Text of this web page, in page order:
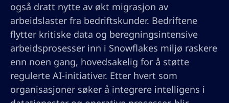
også dratt nytte av økt migrasjon av
arbeidslaster fra bedriftskunder. Bedriftene
flytter kritiske data og beregningsintensive
arbeidsprosesser inn i Snowflakes miljø raskere
enn noen gang, hovedsakelig for å støtte
regulerte AI-initiativer. Etter hvert som
organisasjoner søker å integrere intelligens i